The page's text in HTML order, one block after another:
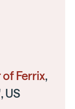
Ferrix,
US